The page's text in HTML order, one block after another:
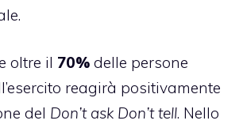
oltre il 70% delle persone
reagirà positivamente
del Don’t ask Don’t tell. Nello